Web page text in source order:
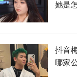
她是
抖音
哪家